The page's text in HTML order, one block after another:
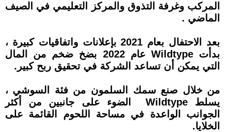
المركب وغرفة التذوق والمركز التعليمي في الصيف
الماضي .
بعد الاحتفال بعام 2021 بإعلانات واتفاقيات كبيرة ،
بدأت Wildtype عام 2022 بضخ ضخم من المال
التي يمكن أن تساعد الشركة في تحقيق ربح كبير.
من خلال صنع سمك السلمون من فئة السوشي ،
يسلط Wildtype الضوء على جانبين من أكثر
الجوانب الواعدة في مساحة اللحوم القائمة على
الخلايا.